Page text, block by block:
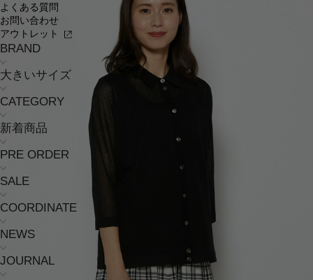
よくある質問
お問い合わせ
アウトレット
BRAND
大きいサイズ
CATEGORY
新着商品
PRE ORDER
SALE
COORDINATE
NEWS
JOURNAL